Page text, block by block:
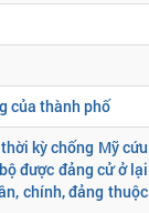
của thành phố
kỳ chống Mỹ cứu
được đảng cử ở lại
chính, đảng thuộc